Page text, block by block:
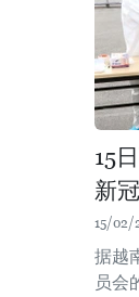
15
新
15/02/
据越
员会